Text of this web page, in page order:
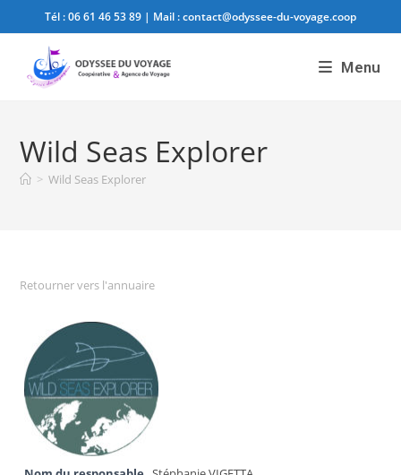
Tél :06 61 46 53 89 | Mail :contact@odyssee-du-voyage.coop
Menu
Wild Seas Explorer
> Wild Seas Explorer
Retourner vers l'annuaire